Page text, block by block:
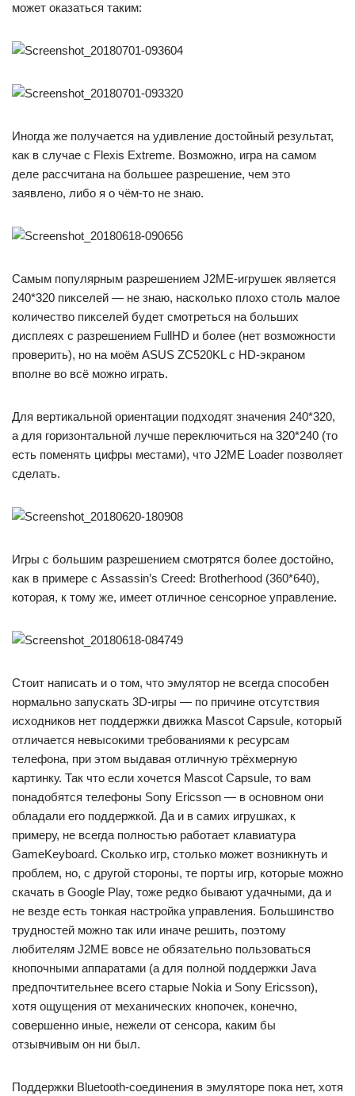
может оказаться таким:
Иногда же получается на удивление достойный результат,
как в случае с Flexis Extreme. Возможно, игра на самом
деле рассчитана на большее разрешение, чем это
заявлено, либо я о чём-то не знаю.
Самым популярным разрешением J2ME-игрушек является
240*320 пикселей — не знаю, насколько плохо столь малое
количество пикселей будет смотреться на больших
дисплеях с разрешением FullHD и более (нет возможности
проверить), но на моём ASUS ZC520KL с HD-экраном
вполне во всё можно играть.
Для вертикальной ориентации подходят значения 240*320,
а для горизонтальной лучше переключиться на 320*240 (то
есть поменять цифры местами), что J2ME Loader позволяет
сделать.
Игры с большим разрешением смотрятся более достойно,
как в примере с Assassin’s Creed: Brotherhood (360*640),
которая, к тому же, имеет отличное сенсорное управление.
Стоит написать и о том, что эмулятор не всегда способен
нормально запускать 3D-игры — по причине отсутствия
исходников нет поддержки движка Mascot Capsule, который
отличается невысокими требованиями к ресурсам
телефона, при этом выдавая отличную трёхмерную
картинку. Так что если хочется Mascot Capsule, то вам
понадобятся телефоны Sony Еricsson — в основном они
обладали его поддержкой. Да и в самих игрушках, к
примеру, не всегда полностью работает клавиатура
GameKeyboard. Сколько игр, столько может возникнуть и
проблем, но, с другой стороны, те порты игр, которые можно
скачать в Google Play, тоже редко бывают удачными, да и
не везде есть тонкая настройка управления. Большинство
трудностей можно так или иначе решить, поэтому
любителям J2ME вовсе не обязательно пользоваться
кнопочными аппаратами (а для полной поддержки Java
предпочтительнее всего старые Nokia и Sony Ericsson),
хотя ощущения от механических кнопочек, конечно,
совершенно иные, нежели от сенсора, каким бы
отзывчивым он ни был.
Поддержки Bluetooth-соединения в эмуляторе пока нет, хотя